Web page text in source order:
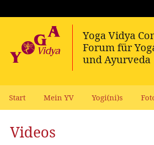
Start Mein YV Yogi(ni)s
Videos